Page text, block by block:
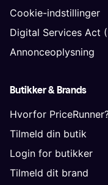
Cookie-indstillinger
Digital Services Act
Annonceoplysning
Butikker & Brands
Hvorfor
Tilmeld din butik
Login for butikker
Tilmeld dit brand